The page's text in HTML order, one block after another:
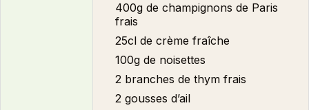
400g de champignons de Paris
frais
25cl de crème fraîche
100g de noisettes
2 branches de thym frais
2 gousses d’ail